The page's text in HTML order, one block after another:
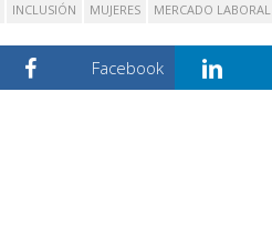
INCLUSIÓN MUJERES MERCADO LABORAL
Facebook